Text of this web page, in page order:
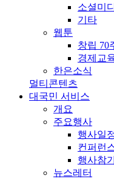
소셜미
기타
웹툰
창립 70
경제교
한은소식
멀티콘텐츠
대국민 서비스
개요
주요행사
행사일
컨퍼런
행사참
뉴스레터